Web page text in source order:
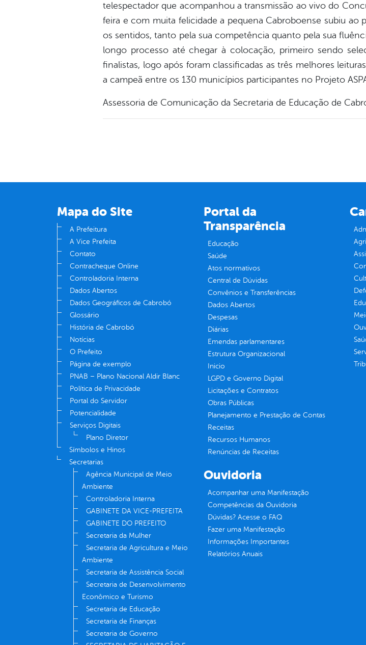
telespectador que acompanhou a transmissão ao vivo do
feira e com muita felicidade a pequena Cabroboense subiu
os sentidos, tanto pela sua competência quanto pela sua
longo processo até chegar à colocação, primeiro sendo
finalistas, logo após foram classificadas as três melhores
a campeã entre os 130 municípios participantes no Projeto
Assessoria de Comunicação da Secretaria de Educação de
Mapa do Site
A Prefeitura
A Vice Prefeita
Contato
Contracheque Online
Controladoria Interna
Dados Abertos
Dados Geográficos de Cabrobó
Glossário
História de Cabrobó
Notícias
O Prefeito
Página de exemplo
PNAB – Plano Nacional Aldir Blanc
Política de Privacidade
Portal do Servidor
Potencialidade
Serviços Digitais
Plano Diretor
Símbolos e Hinos
Secretarias
Agência Municipal de Meio
Ambiente
Controladoria Interna
GABINETE DA VICE-PREFEITA
GABINETE DO PREFEITO
Secretaria da Mulher
Secretaria de Agricultura e Meio
Ambiente
Secretaria de Assistência Social
Secretaria de Desenvolvimento
Econômico e Turismo
Secretaria de Educação
Secretaria de Finanças
Secretaria de Governo
Portal da
Transparência
Educação
Saúde
Atos normativos
Central de Dúvidas
Convênios e Transferências
Dados Abertos
Despesas
Diárias
Emendas parlamentares
Estrutura Organizacional
Inicio
LGPD e Governo Digital
Licitações e Contratos
Obras Públicas
Planejamento e Prestação de Contas
Receitas
Recursos Humanos
Renúncias de Receitas
Ouvidoria
Acompanhar uma Manifestação
Competências da Ouvidoria
Dúvidas? Acesse o FAQ
Fazer uma Manifestação
Informações Importantes
Relatórios Anuais